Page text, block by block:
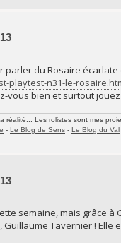
parler du Rosaire
playtest-n31-le-
vous bien et surtout
réalité... Les rolistes sont mes
- Le Blog de Sens - Le Blog du Val
semaine, mais grâce
Tavernier ! Elle